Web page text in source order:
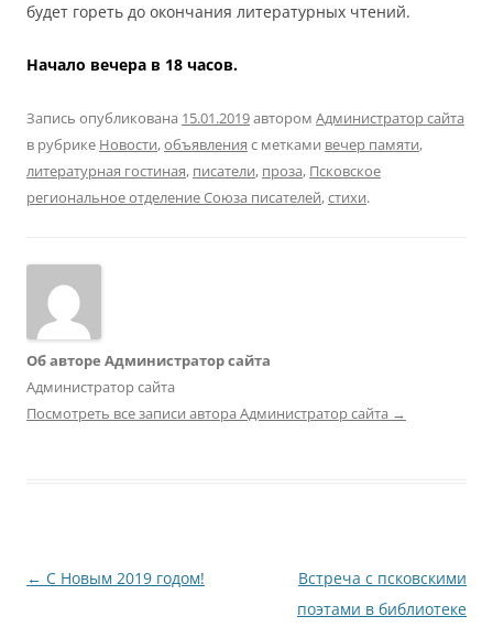
будет гореть до окончания литературных чтений.
Начало вечера в 18 часов.
Запись опубликована 15.01.2019автором Администратор сайта
в рубрике Новости,объявления с метками вечер памяти,
литературная гостиная, писатели, проза, Псковское
региональное отделение Союза писателей,стихи.
Об авторе Администратор сайта
Администратор сайта
Посмотреть все записи автора Администратор сайта →
Навигация
← С Новым 2019 годом!
Встреча с псковскими
поэтами в библиотеке